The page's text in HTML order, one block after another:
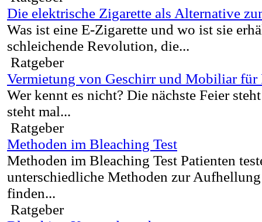
Die elektrische Zigarette als Alternative
Was ist eine E-Zigarette und wo ist sie
schleichende Revolution, die...
Ratgeber
Vermietung von Geschirr und Mobiliar für
Wer kennt es nicht? Die nächste Feier
steht mal...
Ratgeber
Methoden im Bleaching Test
Methoden im Bleaching Test Patienten
unterschiedliche Methoden zur Aufhellung
finden...
Ratgeber